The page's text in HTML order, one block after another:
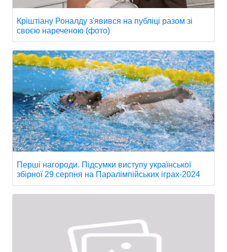
Кріштіану Роналду з'явився на публіці разом зі
своєю нареченою (фото)
Перші нагороди. Підсумки виступу української
збірної 29 серпня на Паралімпійських іграх-2024